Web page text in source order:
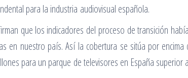
para la industria audiovisual española.
que los indicadores del proceso de transición
en nuestro país. Así la cobertura se sitúa por
para un parque de televisores en España superior